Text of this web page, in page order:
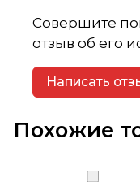
Совершите
отзыв об его
Написать
Похожие